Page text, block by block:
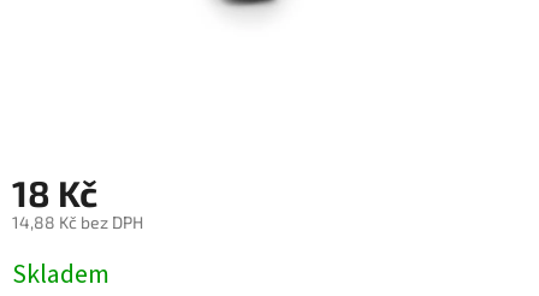
18 Kč
14,88 Kč bez DPH
cena:
Skladem